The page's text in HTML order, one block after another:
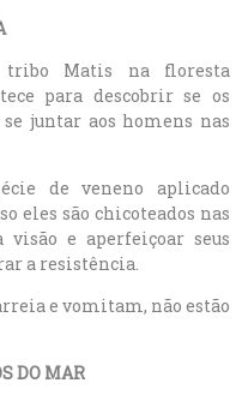
Matis na floresta
para descobrir se os
juntar aos homens nas
de veneno aplicado
eles são chicoteados nas
e aperfeiçoar seus
a resistência.
e vomitam, não estão
DO MAR